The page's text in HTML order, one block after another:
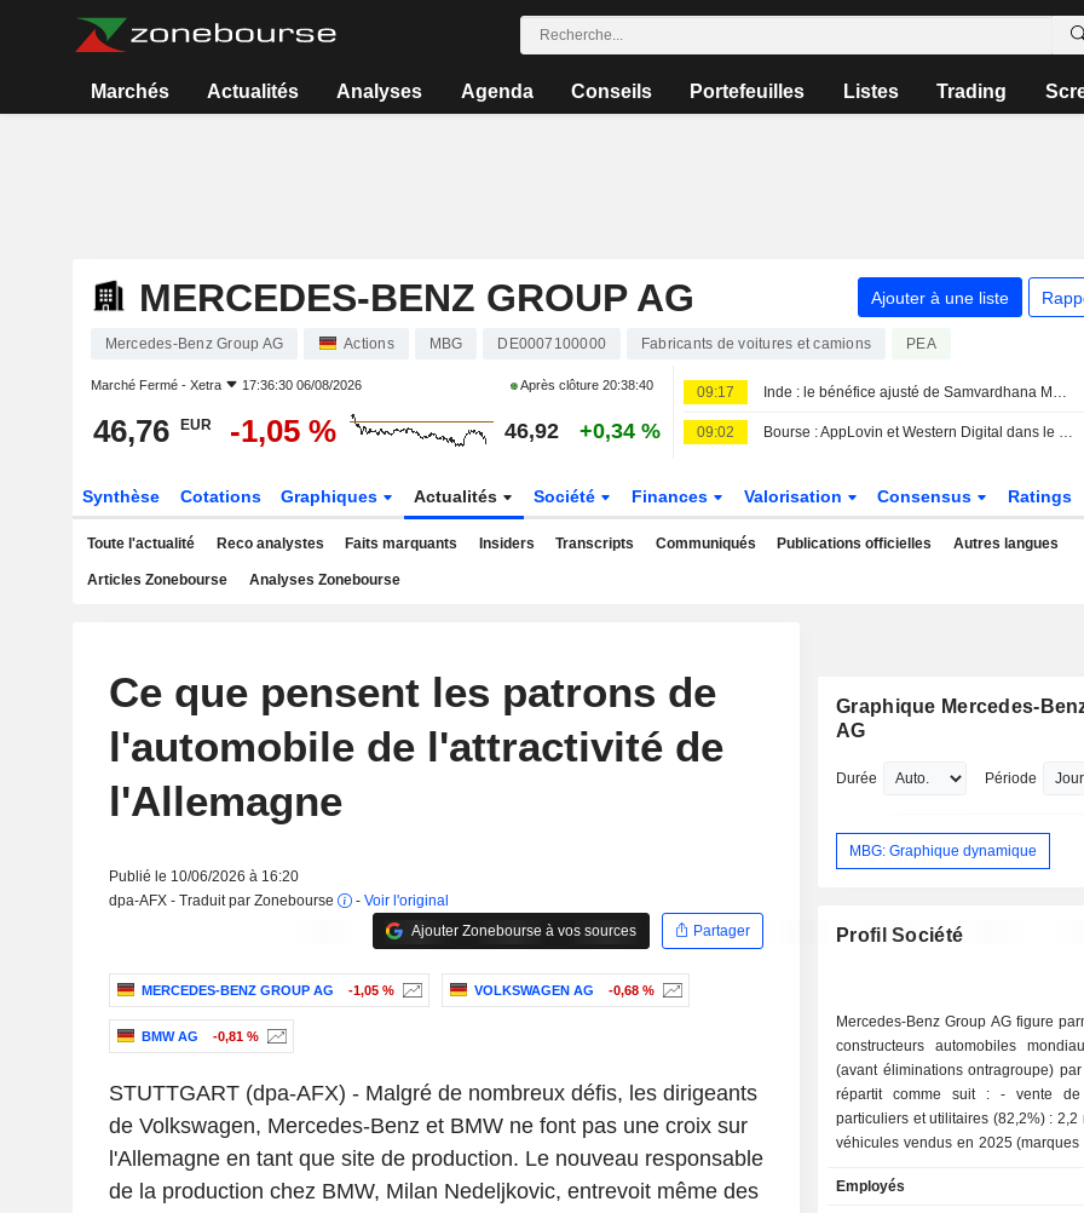
Marchés Actualités Analyses Agenda Conseils Portefeuilles Listes Trading
MERCEDES-BENZ GROUP AG Ajouter à une liste
Mercedes-Benz Group AG Actions MBG DE0007100000 Fabricants de voitures et camions PEA
Marché Fermé - Xetra 17:36:30 06/08/2026 Après clôture20:38:40
46,76 EUR -1,05 % 46,92 +0,34 %
09:17 Inde : le bénéfice ajusté de Samvardhana Motherson bondit de 54 % au premier trimestre, porté par la demande de composants
09:02 Bourse : AppLovin et Western Digital dans le dur, rumeurs sur Vusion
Synthèse Cotations Graphiques Actualités Société Finances Valorisation Consensus Ratings
Toute l'actualité Reco analystes Faits marquants Insiders Transcripts Communiqués Publications officielles Autres langues
Articles Zonebourse Analyses Zonebourse
Ce que pensent les patrons de
l'automobile de l'attractivité de
l'Allemagne
Publié le 10/06/2026 à 16:20
dpa-AFX - Traduit par Zonebourse
- Voir l'original
Ajouter Zonebourse à vos sources
Partager
MERCEDES-BENZ GROUP AG -1,05 % VOLKSWAGEN AG -0,68 %
BMW AG -0,81 %
STUTTGART (dpa-AFX) - Malgré de nombreux défis, les dirigeants
de Volkswagen, Mercedes-Benz et BMW ne font pas une croix sur
l'Allemagne en tant que site de production. Le nouveau responsable
de la production chez BMW, Milan Nedeljkovic, entrevoit même des
Graphique Mercedes-
AG
Durée Période
MBG: Graphique dynamique
Profil Société
Mercedes-Benz Group AG figure
constructeurs automobiles
(avant éliminations ontragroupe)
répartit comme suit : - vente de véhicules
particuliers et utilitaires (82,2%) : 2,2
véhicules vendus en 2025 (marques
services financiers et de
Employés